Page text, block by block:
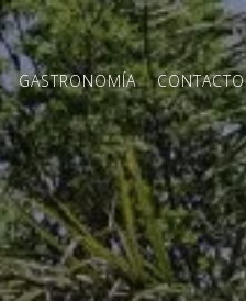
GASTRONOMÍA CONTACTO